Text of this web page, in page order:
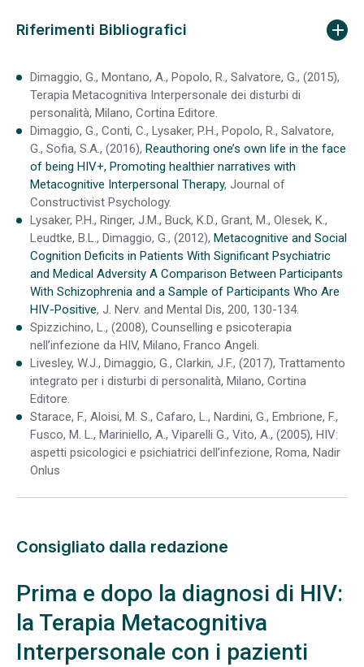
Riferimenti Bibliografici
Dimaggio, G., Montano, A., Popolo, R., Salvatore, G., (2015),
Terapia Metacognitiva Interpersonale dei disturbi di
personalità, Milano, Cortina Editore.
Dimaggio, G., Conti, C., Lysaker, P.H., Popolo, R., Salvatore,
G., Sofia, S.A., (2016), Reauthoring one’s own life in the face
of being HIV+, Promoting healthier narratives with
Metacognitive Interpersonal Therapy, Journal of
Constructivist Psychology.
Lysaker, P.H., Ringer, J.M., Buck, K.D., Grant, M., Olesek, K.,
Leudtke, B.L., Dimaggio, G., (2012), Metacognitive and Social
Cognition Deficits in Patients With Significant Psychiatric
and Medical Adversity A Comparison Between Participants
With Schizophrenia and a Sample of Participants Who Are
HIV-Positive, J. Nerv. and Mental Dis, 200, 130-134.
Spizzichino, L., (2008), Counselling e psicoterapia
nell’infezione da HIV, Milano, Franco Angeli.
Livesley, W.J., Dimaggio, G., Clarkin, J.F., (2017), Trattamento
integrato per i disturbi di personalità, Milano, Cortina
Editore.
Starace, F., Aloisi, M. S., Cafaro, L., Nardini, G., Embrione, F.,
Fusco, M. L., Mariniello, A., Viparelli G., Vito, A., (2005), HIV:
aspetti psicologici e psichiatrici dell’infezione, Roma, Nadir
Onlus
Consigliato dalla redazione
Prima e dopo la diagnosi di HIV:
la Terapia Metacognitiva
Interpersonale con i pazienti